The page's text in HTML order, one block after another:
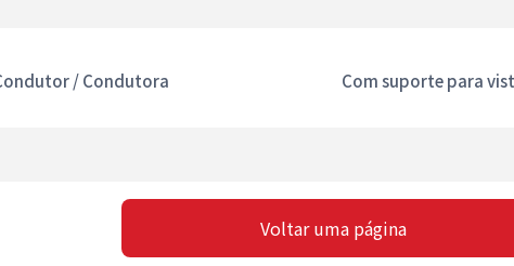
/ Condutora Com suporte para
Voltar uma página